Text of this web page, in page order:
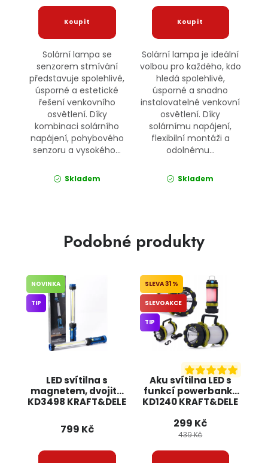
Solární lampa se
senzorem stmívání
představuje spolehlivé,
úsporné a estetické
řešení venkovního
osvětlení. Díky
kombinaci solárního
napájení, pohybového
senzoru a vysokého...
Skladem
Solární lampa je ideální
volbou pro každého, kdo
hledá spolehlivé,
úsporné a snadno
instalovatelné venkovní
osvětlení. Díky
solárnímu napájení,
flexibilní montáži a
odolnému...
Skladem
Podobné produkty
LED svítilna s
magnetem, dvojitá
KD3498 KRAFT&DELE
NOVINKA
TIP
799 Kč
Aku svítilna LED s
funkcí powerbanky
KD1240 KRAFT&DELE
31 %
SLEVOAKCE
TIP
299 Kč
439 Kč